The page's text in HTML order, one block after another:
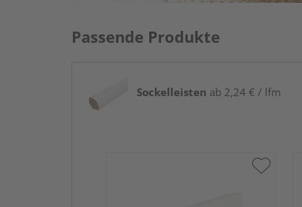
Passende Produkte
Sockelleisten ab 2,24 € / lfm